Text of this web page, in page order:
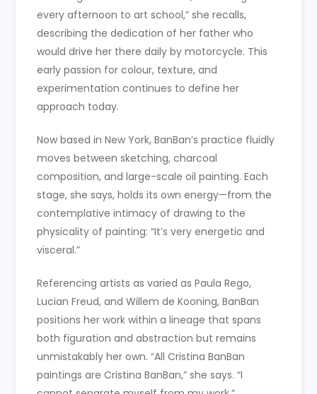
every afternoon to art school,” she recalls,
describing the dedication of her father who
would drive her there daily by motorcycle. This
early passion for colour, texture, and
experimentation continues to define her
approach today.
Now based in New York, BanBan’s practice fluidly
moves between sketching, charcoal
composition, and large-scale oil painting. Each
stage, she says, holds its own energy—from the
contemplative intimacy of drawing to the
physicality of painting: “It’s very energetic and
visceral.”
Referencing artists as varied as Paula Rego,
Lucian Freud, and Willem de Kooning, BanBan
positions her work within a lineage that spans
both figuration and abstraction but remains
unmistakably her own. “All Cristina BanBan
paintings are Cristina BanBan,” she says. “I